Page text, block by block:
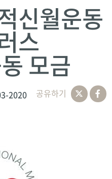
신월운동
스
모금
2020 공유하기